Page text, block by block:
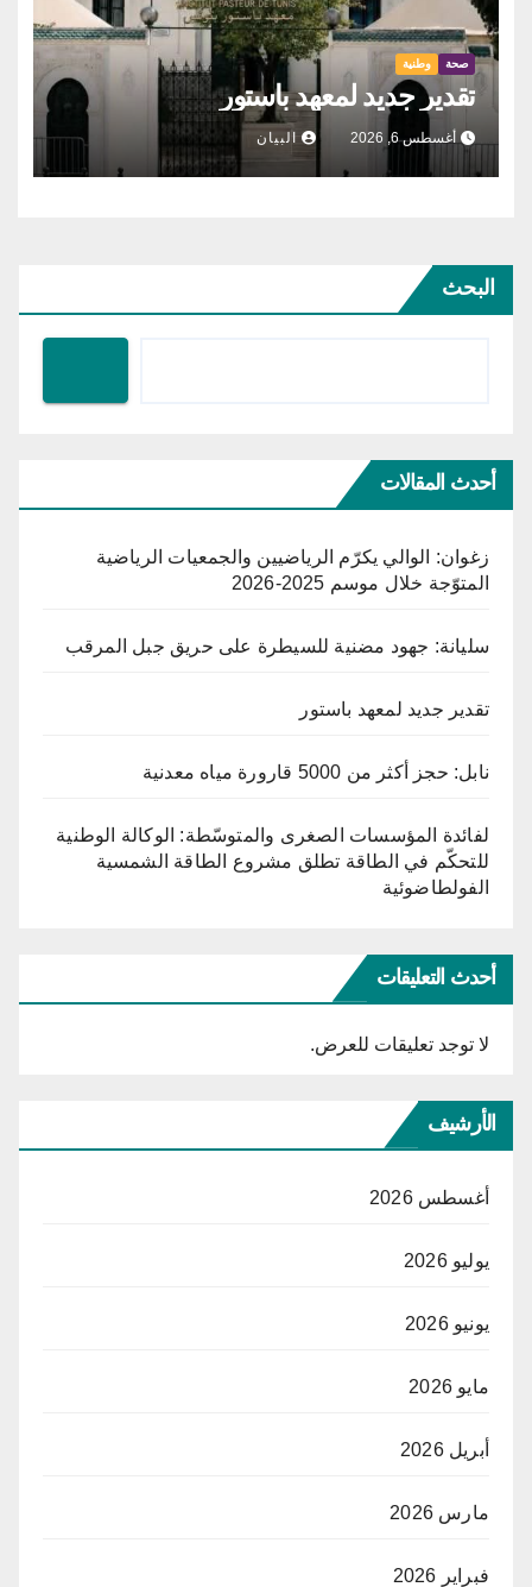
صحة وطنية
تقدير جديد لمعهد باستور
أغسطس 6, 2026 البيان
البحث
أحدث المقالات
زغوان: الوالي يكرّم الرياضيين والجمعيات الرياضية
المتوّجة خلال موسم 2025-2026
سليانة: جهود مضنية للسيطرة على حريق جبل المرقب
تقدير جديد لمعهد باستور
نابل: حجز أكثر من 5000 قارورة مياه معدنية
لفائدة المؤسسات الصغرى والمتوسّطة: الوكالة الوطنية
للتحكّم في الطاقة تطلق مشروع الطاقة الشمسية
الفولطاضوئية
أحدث التعليقات
لا توجد تعليقات للعرض.
الأرشيف
أغسطس 2026
يوليو 2026
يونيو 2026
مايو 2026
أبريل 2026
مارس 2026
فبراير 2026